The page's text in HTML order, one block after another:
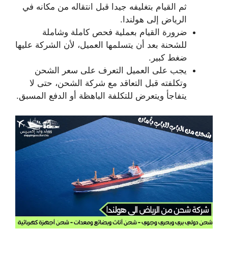
ثم القيام بتغليفه جيدا قبل انتقاله من مكانه في
الرياض إلى هولندا.
ضرورة القيام بعملية فحص كاملة وشاملة
للشحنة بعد أن يتسلمها العميل، لأن الشركة عليها
ضغط كبير.
يجب على العميل التعرف على سعر الشحن
وتكلفته قبل التعاقد مع شركة الشحن، حتى لا
يتفاجأ ويتعرض للتكلفة الباهظة أو الدفع المسبق.